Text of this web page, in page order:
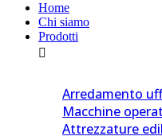
Home
Chi siamo
Prodotti
Arredamento
Macchine
Attrezzature